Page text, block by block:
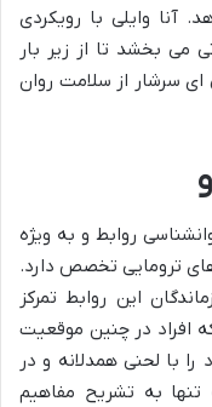
آنا وایلی با رویکردی
می بخشد تا از زیر بار
سرشار از سلامت روان
روابط و به ویژه
ترومایی تخصص دارد.
این روابط تمرکز
افراد در چنین موقعیت
با لحنی همدلانه و در
به تشریح مفاهیم